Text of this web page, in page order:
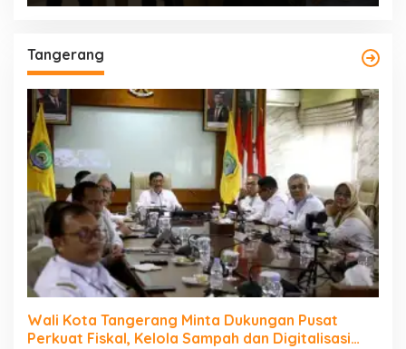
Tangerang
Wali Kota Tangerang Minta Dukungan Pusat
Perkuat Fiskal, Kelola Sampah dan Digitalisasi